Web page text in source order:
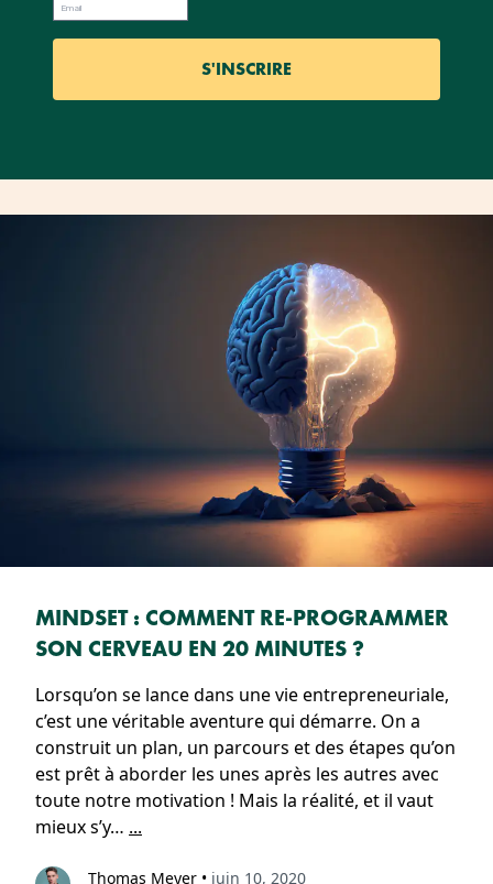
MINDSET : COMMENT RE-PROGRAMMER
SON CERVEAU EN 20 MINUTES ?
Lorsqu’on se lance dans une vie entrepreneuriale,
c’est une véritable aventure qui démarre. On a
construit un plan, un parcours et des étapes qu’on
est prêt à aborder les unes après les autres avec
toute notre motivation ! Mais la réalité, et il vaut
mieux s’y… ...
Thomas Meyer • juin 10, 2020